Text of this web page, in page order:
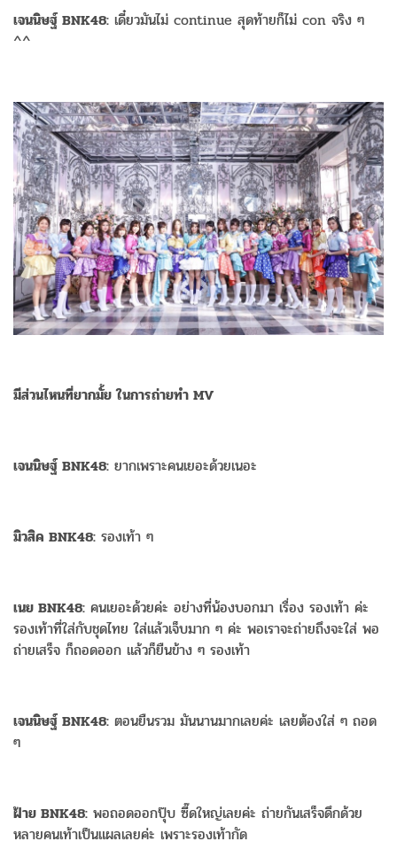
เจนนิษฐ์ BNK48: เดี๋ยวมันไม่ continue สุดท้ายก็ไม่ con จริง ๆ
^^
มีส่วนไหนที่ยากมั้ย ในการถ่ายทำ MV
เจนนิษฐ์ BNK48: ยากเพราะคนเยอะด้วยเนอะ
มิวสิค BNK48: รองเท้า ๆ
เนย BNK48: คนเยอะด้วยค่ะ อย่างที่น้องบอกมา เรื่อง รองเท้า ค่ะ
รองเท้าที่ใส่กับชุดไทย ใส่แล้วเจ็บมาก ๆ ค่ะ พอเราจะถ่ายถึงจะใส่ พอ
ถ่ายเสร็จ ก็ถอดออก แล้วก็ยืนข้าง ๆ รองเท้า
เจนนิษฐ์ BNK48: ตอนยืนรวม มันนานมากเลยค่ะ เลยต้องใส่ ๆ ถอด
ๆ
ฝ้าย BNK48: พอถอดออกปุ๊บ ซี๊ดใหญ่เลยค่ะ ถ่ายกันเสร็จดึกด้วย
หลายคนเท้าเป็นแผลเลยค่ะ เพราะรองเท้ากัด